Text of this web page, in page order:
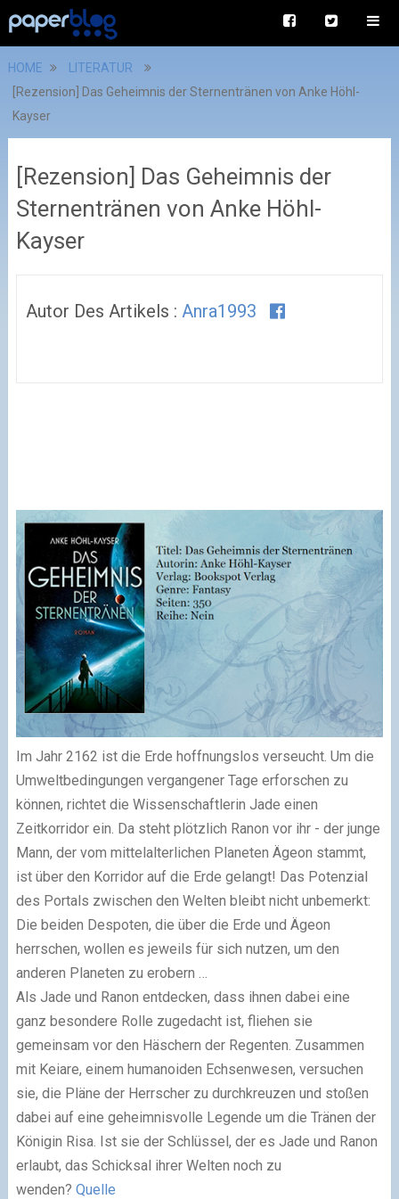
HOME
LITERATUR
[Rezension] Das Geheimnis der Sternentränen von Anke Höhl-
Kayser
[Rezension] Das Geheimnis der
Sternentränen von Anke Höhl-
Kayser
Autor Des Artikels : Anra1993
Im Jahr 2162 ist die Erde hoffnungslos verseucht. Um die
Umweltbedingungen vergangener Tage erforschen zu
können, richtet die Wissenschaftlerin Jade einen
Zeitkorridor ein. Da steht plötzlich Ranon vor ihr - der junge
Mann, der vom mittelalterlichen Planeten Ägeon stammt,
ist über den Korridor auf die Erde gelangt! Das Potenzial
des Portals zwischen den Welten bleibt nicht unbemerkt:
Die beiden Despoten, die über die Erde und Ägeon
herrschen, wollen es jeweils für sich nutzen, um den
anderen Planeten zu erobern …
Als Jade und Ranon entdecken, dass ihnen dabei eine
ganz besondere Rolle zugedacht ist, fliehen sie
gemeinsam vor den Häschern der Regenten. Zusammen
mit Keiare, einem humanoiden Echsenwesen, versuchen
sie, die Pläne der Herrscher zu durchkreuzen und stoßen
dabei auf eine geheimnisvolle Legende um die Tränen der
Königin Risa. Ist sie der Schlüssel, der es Jade und Ranon
erlaubt, das Schicksal ihrer Welten noch zu
wenden? Quelle